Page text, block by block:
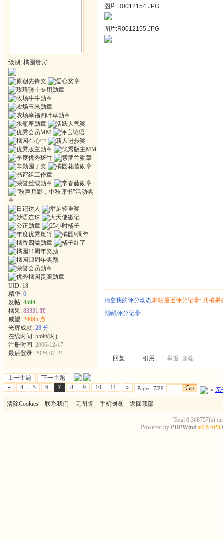
级别: 橘园贵宾
UID: 18
精华: 0
发帖: 4594
橘果: 83331 颗
威望: 24095 点
光辉成就: 28 分
在线时间: 5596(时)
注册时间: 2006-12-17
最后登录: 2026-07-21
图片:R0012154.JPG
图片:R0012155.JPG
清空我的评分动态本帖最近评分记录: 共橘果
隐藏评分记录
回复 引用 举报 顶端
上一主题
下一主题
«
4 5 6 7 8 9 10 11 » Pages: 7/29 Go » 亲
清除Cookies 联系我们 无图版 手机浏览 返回顶部
Total 0.368757(s)
Powered by PHPWind v7.5 SP3